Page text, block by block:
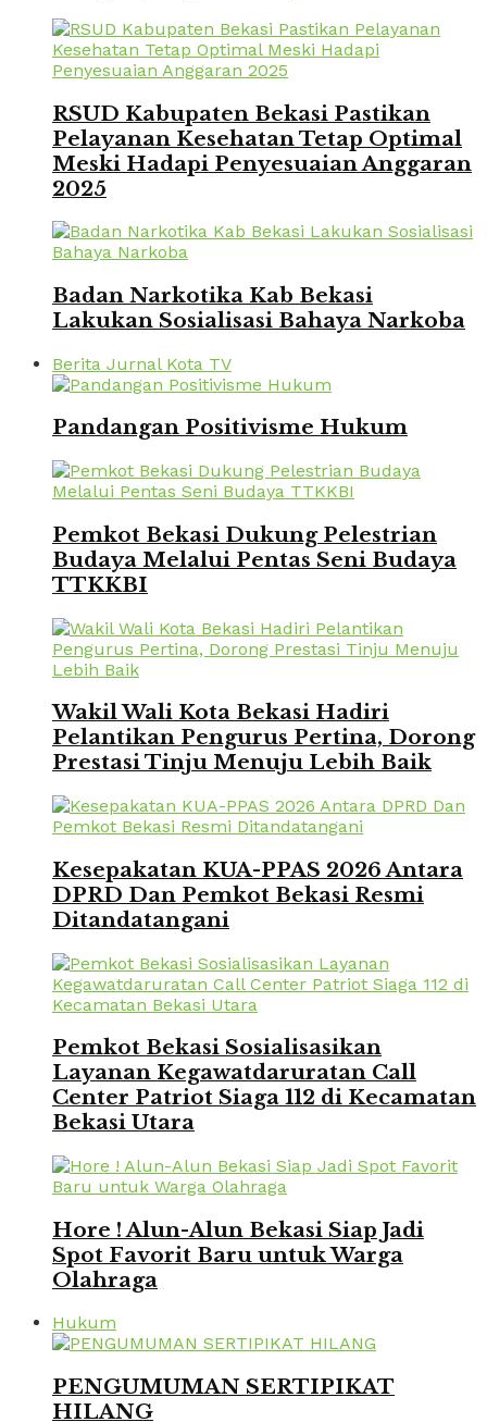
RSUD Kabupaten Bekasi Pastikan
Pelayanan Kesehatan Tetap Optimal
Meski Hadapi Penyesuaian Anggaran
2025
Badan Narkotika Kab Bekasi
Lakukan Sosialisasi Bahaya Narkoba
Berita Jurnal Kota TV
Pandangan Positivisme Hukum
Pemkot Bekasi Dukung Pelestrian
Budaya Melalui Pentas Seni Budaya
TTKKBI
Wakil Wali Kota Bekasi Hadiri
Pelantikan Pengurus Pertina, Dorong
Prestasi Tinju Menuju Lebih Baik
Kesepakatan KUA-PPAS 2026 Antara
DPRD Dan Pemkot Bekasi Resmi
Ditandatangani
Pemkot Bekasi Sosialisasikan
Layanan Kegawatdaruratan Call
Center Patriot Siaga 112 di Kecamatan
Bekasi Utara
Hore ! Alun-Alun Bekasi Siap Jadi
Spot Favorit Baru untuk Warga
Olahraga
Hukum
PENGUMUMAN SERTIPIKAT
HILANG